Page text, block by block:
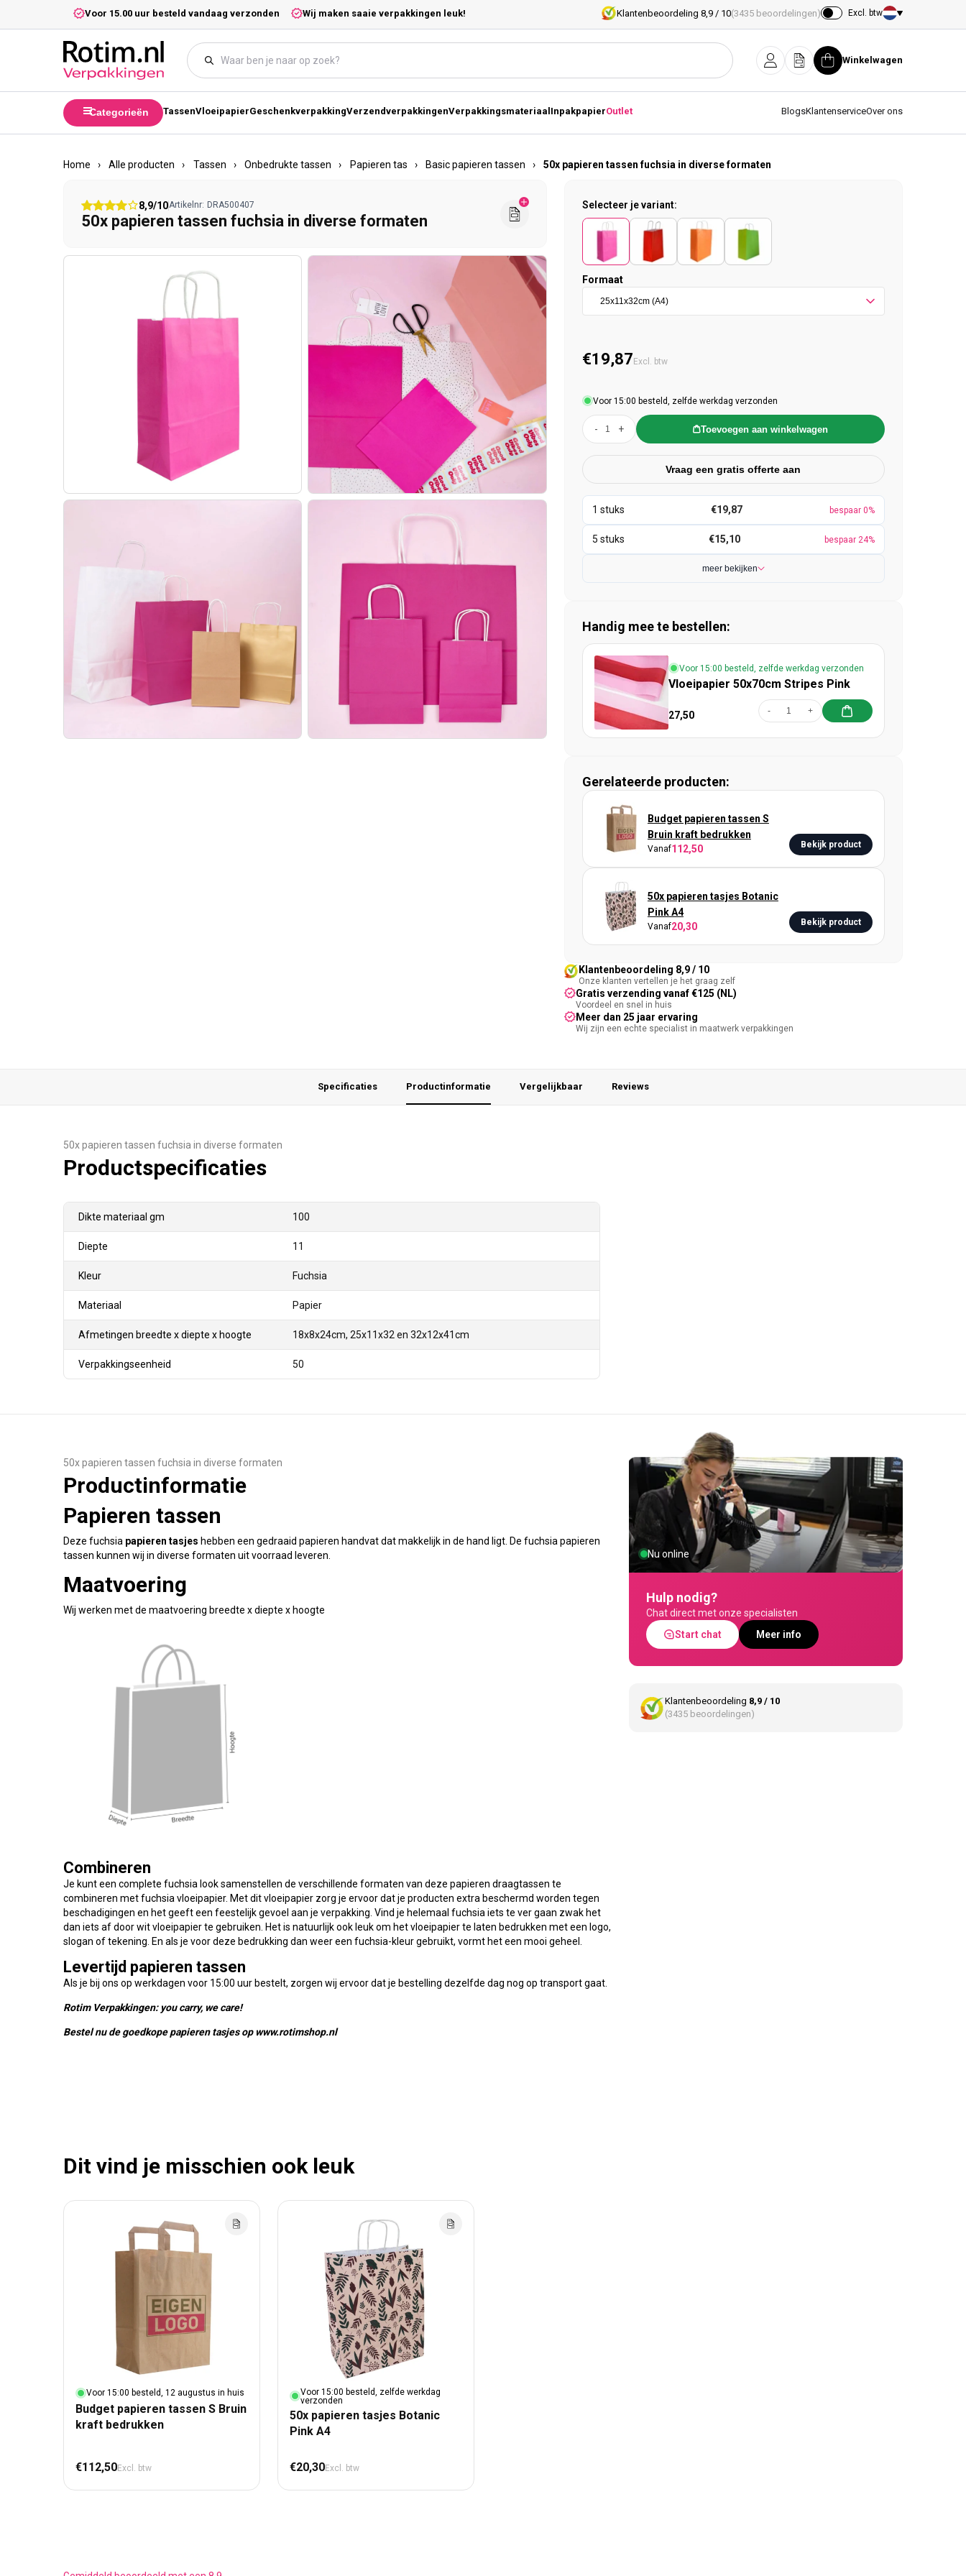
Meteen naar de contentVoor 15.00 uur besteld vandaag verzonden Wij maken saaie verpakkingen leuk! Klantenbeoordeling 8,9 / 10(3435 beoordelingen) Excl. btw
Land/regio
InloggenOfferteWinkelwagen
Winkelwagen
Categorieën TassenVloeipapierGeschenkverpakkingVerzendverpakkingenVerpakkingsmateriaal InpakpapierOutlet BlogsKlantenserviceOver ons
Home › Alle producten › Tassen › Onbedrukte tassen › Papieren tas › Basic papieren tassen › 50x papieren tassen fuchsia in diverse formaten
8,9/10Artikelnr: DRA500407
50x papieren tassen fuchsia in diverse formaten
Selecteer je variant:
Formaat
Normale prijs
€19,87 Excl. btw
Voor 15:00 besteld, zelfde werkdag verzonden
- + Toevoegen aan winkelwagen
Vraag een gratis offerte aan
€19,87 bespaar 0%
€15,10 bespaar 24%
meer bekijken
Handig mee te bestellen:
Voor 15:00 besteld, zelfde werkdag verzonden
Vloeipapier 50x70cm Stripes Pink
27,50 - +
Gerelateerde producten:
Budget papieren tassen S
Bruin kraft bedrukken
Vanaf112,50 Bekijk product
50x papieren tasjes Botanic
Pink A4
Vanaf20,30 Bekijk product
Klantenbeoordeling 8,9 / 10
Onze klanten vertellen je het graag zelf
Gratis verzending vanaf €125 (NL)
Voordeel en snel in huis
Meer dan 25 jaar ervaring
Wij zijn een echte specialist in maatwerk verpakkingen
Specificaties Productinformatie Vergelijkbaar Reviews
50x papieren tassen fuchsia in diverse formaten
Productspecificaties
Dikte materiaal gm 100
Diepte 11
Kleur Fuchsia
Materiaal Papier
Afmetingen breedte x diepte x hoogte 18x8x24cm, 25x11x32 en 32x12x41cm
Verpakkingseenheid 50
50x papieren tassen fuchsia in diverse formaten
Productinformatie
Papieren tassen
Deze fuchsia papieren tasjes hebben een gedraaid papieren handvat dat makkelijk in de hand ligt. De fuchsia papieren
tassen kunnen wij in diverse formaten uit voorraad leveren.
Maatvoering
Wij werken met de maatvoering breedte x diepte x hoogte
Combineren
Je kunt een complete fuchsia look samenstellen de verschillende formaten van deze papieren draagtassen te
combineren met fuchsia vloeipapier. Met dit vloeipapier zorg je ervoor dat je producten extra beschermd worden tegen
beschadigingen en het geeft een feestelijk gevoel aan je verpakking. Vind je helemaal fuchsia iets te ver gaan zwak het
dan iets af door wit vloeipapier te gebruiken. Het is natuurlijk ook leuk om het vloeipapier te laten bedrukken met een logo,
slogan of tekening. En als je voor deze bedrukking dan weer een fuchsia-kleur gebruikt, vormt het een mooi geheel.
Levertijd papieren tassen
Als je bij ons op werkdagen voor 15:00 uur bestelt, zorgen wij ervoor dat je bestelling dezelfde dag nog op transport gaat.
Rotim Verpakkingen: you carry, we care!
Bestel nu de goedkope papieren tasjes op www.rotimshop.nl
Nu online
Hulp nodig?
Chat direct met onze specialisten
Start chat
Meer info
Klantenbeoordeling 8,9 / 10
(3435 beoordelingen)
Dit vind je misschien ook leuk
Voor 15:00 besteld, 12 augustus in huis
Budget papieren tassen S Bruin
kraft bedrukken
Normale prijs
€112,50Excl. btw
Voor 15:00 besteld, zelfde werkdag
verzonden
50x papieren tasjes Botanic
Pink A4
Normale prijs
€20,30Excl. btw